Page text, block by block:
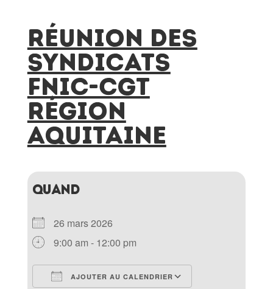
RÉUNION DES
SYNDICATS
FNIC-CGT
RÉGION
AQUITAINE
QUAND
26 mars 2026
9:00 am - 12:00 pm
AJOUTER AU CALENDRIER